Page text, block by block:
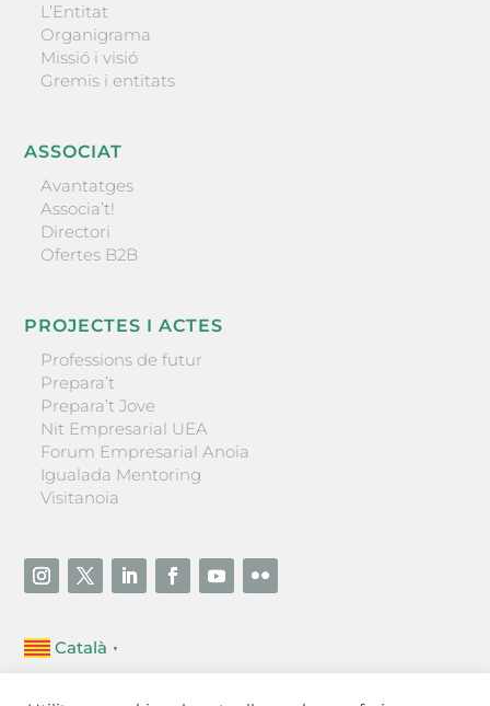
L’Entitat
Organigrama
Missió i visió
Gremis i entitats
ASSOCIAT
Avantatges
Associa’t!
Directori
Ofertes B2B
PROJECTES I ACTES
Professions de futur
Prepara’t
Prepara’t Jove
Nit Empresarial UEA
Forum Empresarial Anoia
Igualada Mentoring
Visitanoia
Català ▼